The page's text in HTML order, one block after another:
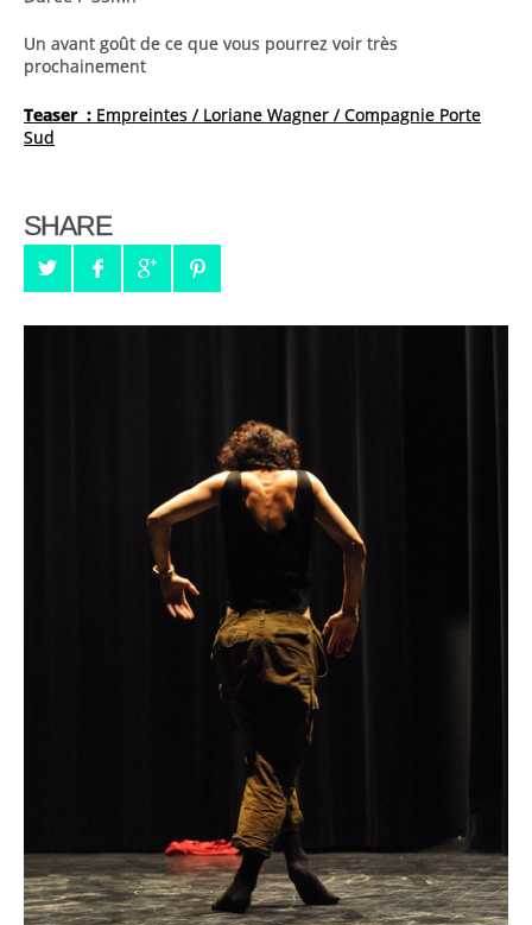
Un avant goût de ce que vous pourrez voir très
prochainement
Teaser : Empreintes / Loriane Wagner / Compagnie Porte
Sud
SHARE